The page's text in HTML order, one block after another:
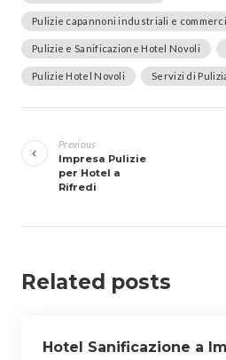
Pulizie capannoni industriali e
Pulizie e Sanificazione Hotel Novoli
Pulizie Hotel Novoli Servizi di
articoli
Previous
Impresa Pulizie
per Hotel a
Rifredi
Related posts
Hotel Sanificazione a